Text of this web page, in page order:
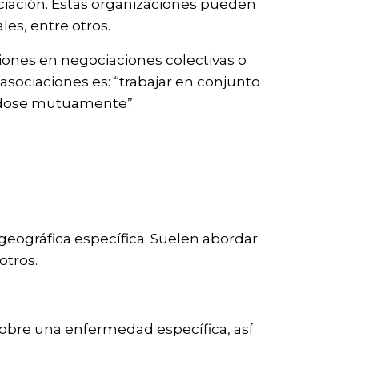
Estas organizaciones pueden
entre otros.
en negociaciones colectivas o
es: “trabajar en conjunto
mutuamente”.
específica. Suelen abordar
una enfermedad específica, así